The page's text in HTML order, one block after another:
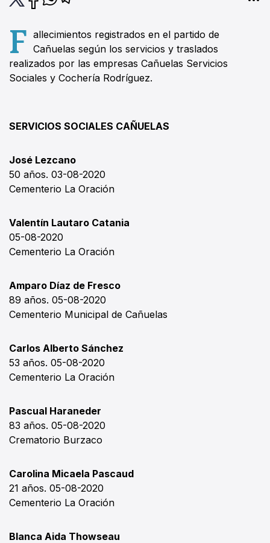
F allecimientos registrados en el partido de
Cañuelas según los servicios y traslados
realizados por las empresas Cañuelas Servicios
Sociales y Cochería Rodríguez.
SERVICIOS SOCIALES CAÑUELAS
José Lezcano
50 años. 03-08-2020
Cementerio La Oración
Valentín Lautaro Catania
05-08-2020
Cementerio La Oración
Amparo Díaz de Fresco
89 años. 05-08-2020
Cementerio Municipal de Cañuelas
Carlos Alberto Sánchez
53 años. 05-08-2020
Cementerio La Oración
Pascual Haraneder
83 años. 05-08-2020
Crematorio Burzaco
Carolina Micaela Pascaud
21 años. 05-08-2020
Cementerio La Oración
Blanca Aida Thowseau